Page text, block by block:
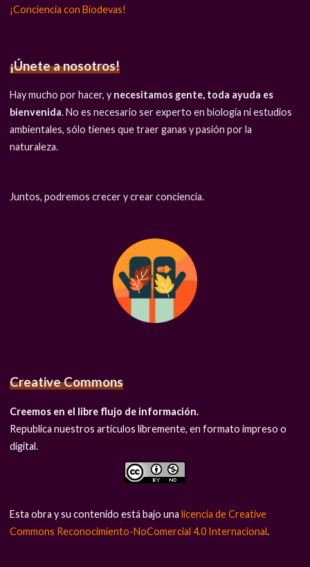
¡Conciencia con Biodevas!
¡Únete a nosotros!
Hay mucho por hacer, y necesitamos gente, toda ayuda es
bienvenida. No es necesario ser experto en biología ni estudios
ambientales, sólo tienes que traer ganas y pasión por la
naturaleza.
Juntos, podremos crecer y crear conciencia.
Creative Commons
Creemos en el libre flujo de información.
Republica nuestros artículos libremente, en formato impreso o
digital.
Esta obra y su contenido está bajo unalicencia de Creative
Commons Reconocimiento-NoComercial 4.0 Internacional.